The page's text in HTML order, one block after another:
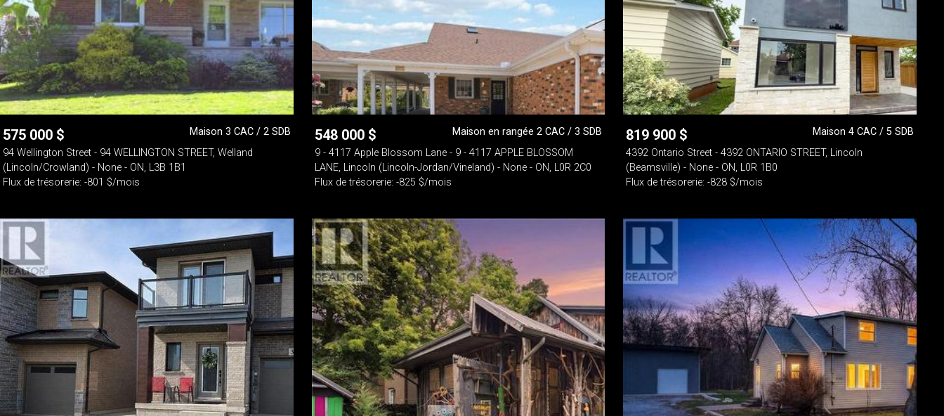
575 000 $
Maison 3 CAC / 2 SDB
94 Wellington Street - 94 WELLINGTON STREET, Welland
(Lincoln/Crowland) - None - ON, L3B 1B1
Flux de trésorerie: -801 $/mois
548 000 $
Maison en rangée 2 CAC / 3 SDB
9 - 4117 Apple Blossom Lane - 9 - 4117 APPLE BLOSSOM
LANE, Lincoln (Lincoln-Jordan/Vineland) - None - ON, L0R 2C0
Flux de trésorerie: -825 $/mois
819 900 $
Maison 4 CAC / 5 SDB
4392 Ontario Street - 4392 ONTARIO STREET, Lincoln
(Beamsville) - None - ON, L0R 1B0
Flux de trésorerie: -828 $/mois